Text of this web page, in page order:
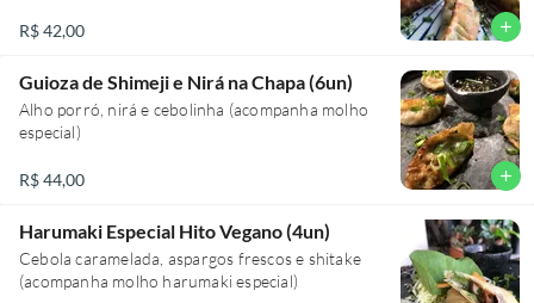
R$ 42,00 add
Guioza de Shimeji e Nirá na Chapa (6un)
Alho porró, nirá e cebolinha (acompanha molho
especial)
R$ 44,00 add
Harumaki Especial Hito Vegano (4un)
Cebola caramelada, aspargos frescos e shitake
(acompanha molho harumaki especial)